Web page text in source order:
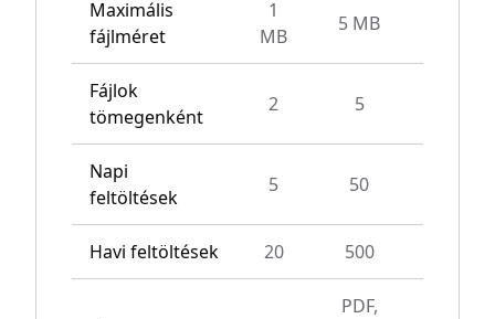
Maximális
fájlméret
1
MB
5 MB
Fájlok
tömegenként
2 5
Napi
feltöltések
5 50
Havi feltöltések 20 500
PDF,